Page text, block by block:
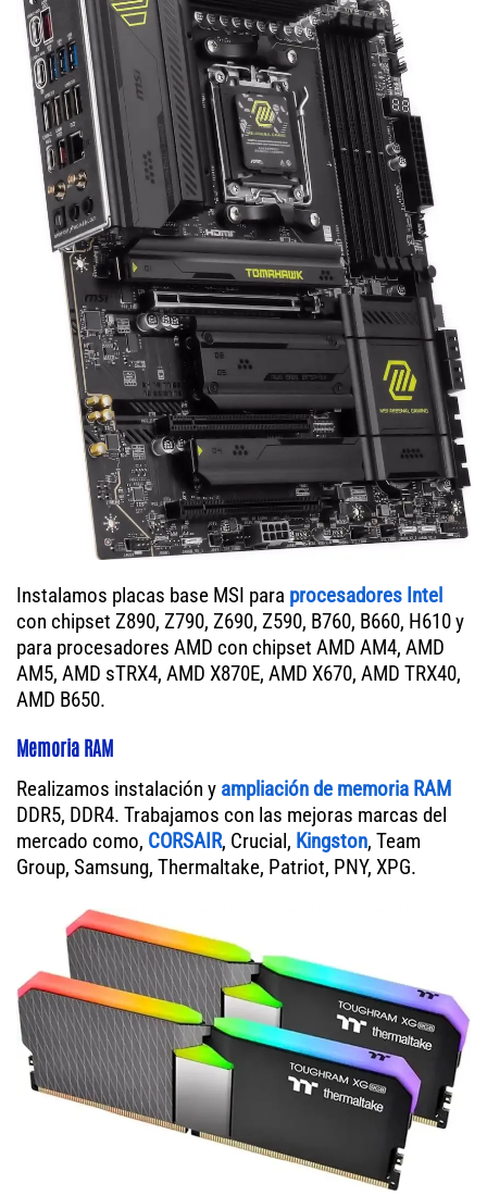
Instalamos placas base MSI para procesadores Intel
con chipset Z890, Z790, Z690, Z590, B760, B660, H610 y
para procesadores AMD con chipset AMD AM4, AMD
AM5, AMD sTRX4, AMD X870E, AMD X670, AMD TRX40,
AMD B650.
Memoria RAM
Realizamos instalación y ampliación de memoria RAM
DDR5, DDR4. Trabajamos con las mejoras marcas del
mercado como, CORSAIR, Crucial, Kingston, Team
Group, Samsung, Thermaltake, Patriot, PNY, XPG.